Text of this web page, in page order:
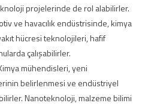
projelerinde de rol alabilirler.
ve havacılık endüstrisinde, kimya
hücresi teknolojileri, hafif
çalışabilirler.
mühendisleri, yeni
belirlenmesi ve endüstriyel
Nanoteknoloji, malzeme bilimi